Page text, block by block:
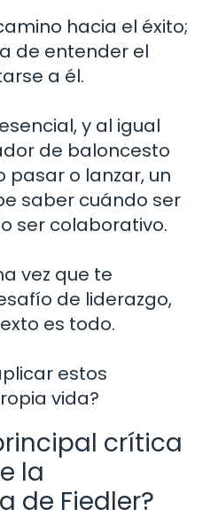
hacia el éxito;
de entender el
a él.
y al igual
de baloncesto
pasar o lanzar, un
saber cuándo ser
ser colaborativo.
vez que te
de liderazgo,
es todo.
estos
vida?
crítica
la
de Fiedler?